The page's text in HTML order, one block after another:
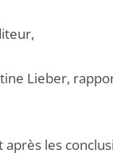
Lieber,
les